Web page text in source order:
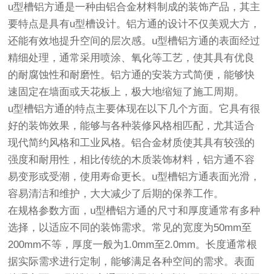
u型槽铝方通是一种由铝合金材料制成的装饰产品，其主
要特点是具有u型槽设计。铝方通的设计不仅美观大方，
还能有效地提升空间的层次感。u型槽铝方通的表面经过
精细处理，通常采用喷涂、氧化等工艺，使其具有优良
的耐腐蚀性和耐磨性。铝方通的安装方式简便，能够快
速固定在墙面或天花板上，极大地缩短了施工周期。
u型槽铝方通的特点主要体现在以下几个方面。它具有很
好的装饰效果，能够与各种装修风格相匹配，尤其适合
现代简约风格和工业风格。铝合金材质使其具有较强的
强度和耐用性，相比传统的木质装饰材料，铝方通不容
易变形或受潮，使用寿命更长。u型槽铝方通表面光滑，
容易清洁和维护，大大减少了后期的保养工作。
在规格参数方面，u型槽铝方通的尺寸和厚度通常有多种
选择，以适应不同的装饰需求。常见的宽度为50mm至
200mm不等，厚度一般为1.0mm至2.0mm。长度通常根
据实际需求进行定制，能够满足各种空间的需求。表面